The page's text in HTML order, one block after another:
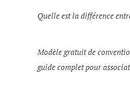
Quelle est la différence
Modèle gratuit de
guide complet pour